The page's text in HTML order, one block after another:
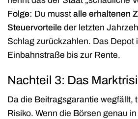
Folge: Du musst alle erhaltenen
Steuervorteile der letzten
Schlag zurückzahlen. Das Depot
Einbahnstraße bis zur Rente.
Nachteil 3: Das
Da die Beitragsgarantie wegfällt,
Risiko. Wenn die Börsen genau